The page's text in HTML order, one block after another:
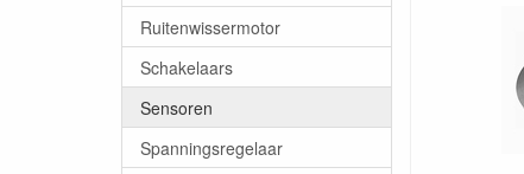
Ruitenwissermotor
Schakelaars
Sensoren
Spanningsregelaar